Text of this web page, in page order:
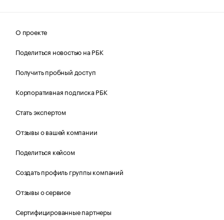
О проекте
Поделиться новостью на РБК
Получить пробный доступ
Корпоративная подписка РБК
Стать экспертом
Отзывы о вашей компании
Поделиться кейсом
Создать профиль группы компаний
Отзывы о сервисе
Сертифицированные партнеры